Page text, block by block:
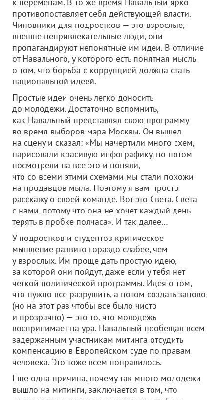
противопоставляет себя действующей власти.
Чиновники для подростков — это взрослые,
внешне непривлекательные люди, они
пропагандируют непонятные им идеи. В отличие
от Навального, у которого есть понятная мысль
о том, что борьба с коррупцией должна стать
национальной идеей.
Простые идеи очень легко доносить
до молодежи. Достаточно вспомнить,
как Навальный представлял свою программу
во время выборов мэра Москвы. Он вышел
на сцену и сказал: «Мы начертили много схем,
нарисовали красивую инфографику, но потом
посмотрели на все это и поняли,
что со всеми этими схемами мы стали похожи
на продавцов мыла. Поэтому я вам просто
расскажу о своей команде. Вот это Света. Света
с нами, потому что она не хочет каждый день
терять в пробке полчаса». И так далее…
У подростков и студентов критическое
мышление развито гораздо слабее, чем
у взрослых. Им проще дать простую идею,
за которой они пойдут, даже если у тебя нет
четкой политической программы. Идея о том,
что нужно все разрушить, а потом создать заново
(но на этот раз чтобы все было чисто
и прозрачно) — это то, что молодежь
воспринимает на ура. Навальный пообещал всем
задержанным участникам митинга отсудить
компенсацию в Европейском суде по правам
человека. Это тоже всем понравилось.
Еще одна причина, почему так много молодежи
вышло на митинги, заключается в том, что